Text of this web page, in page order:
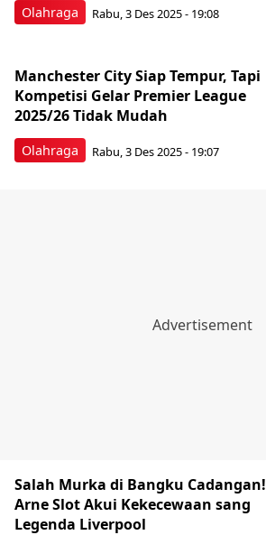
Olahraga Rabu, 3 Des 2025 - 19:08
Olahraga
Manchester City Siap Tempur, Tapi
Kompetisi Gelar Premier League
2025/26 Tidak Mudah
Rabu, 3 Des 2025 - 19:07
Salah Murka di Bangku Cadangan!
Arne Slot Akui Kekecewaan sang
Legenda Liverpool